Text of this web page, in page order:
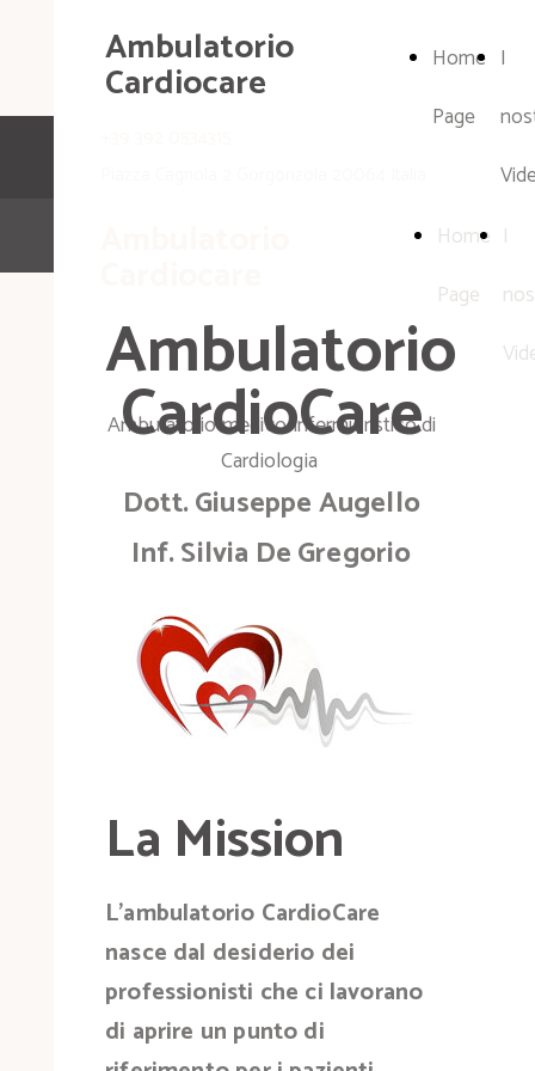
Home
Page
I
Ambulatorio
Cardiocare
Home
Page
I
Ambulatorio
CardioCare
Ambulatorio medico-infermieristico di
Cardiologia
Dott. Giuseppe Augello
Inf. Silvia De Gregorio
La Mission
L’ambulatorio CardioCare
nasce dal desiderio dei
professionisti che ci lavorano
di aprire un punto di